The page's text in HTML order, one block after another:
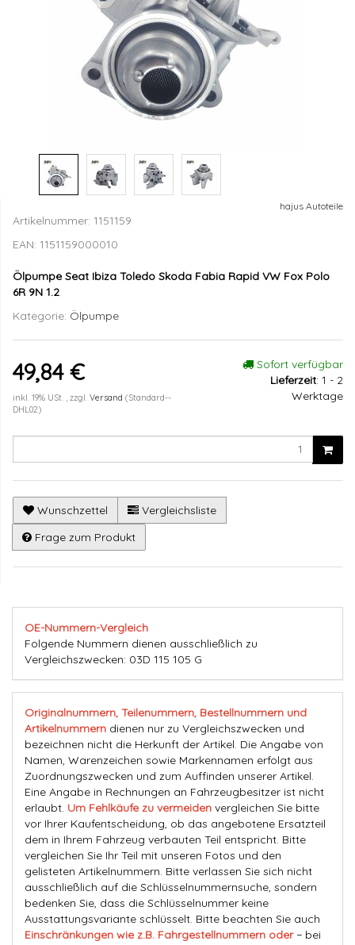
hajus Autoteile
Artikelnummer: 1151159
EAN: 1151159000010
Ölpumpe Seat Ibiza Toledo Skoda Fabia Rapid VW Fox Polo
6R 9N 1.2
Kategorie: Ölpumpe
49,84 €
inkl. 19% USt. , zzgl. Versand (Standard--
DHL02)
Sofort verfügbar
Lieferzeit: 1 - 2
Werktage
Wunschzettel
Vergleichsliste
Frage zum Produkt
OE-Nummern-Vergleich
Folgende Nummern dienen ausschließlich zu
Vergleichszwecken: 03D 115 105 G
Originalnummern, Teilenummern, Bestellnummern und
Artikelnummern dienen nur zu Vergleichszwecken und
bezeichnen nicht die Herkunft der Artikel. Die Angabe von
Namen, Warenzeichen sowie Markennamen erfolgt aus
Zuordnungszwecken und zum Auffinden unserer Artikel.
Eine Angabe in Rechnungen an Fahrzeugbesitzer ist nicht
erlaubt. Um Fehlkäufe zu vermeiden vergleichen Sie bitte
vor Ihrer Kaufentscheidung, ob das angebotene Ersatzteil
dem in Ihrem Fahrzeug verbauten Teil entspricht. Bitte
vergleichen Sie Ihr Teil mit unseren Fotos und den
gelisteten Artikelnummern. Bitte verlassen Sie sich nicht
ausschließlich auf die Schlüsselnummernsuche, sondern
bedenken Sie, dass die Schlüsselnummer keine
Ausstattungsvariante schlüsselt. Bitte beachten Sie auch
Einschränkungen wie z.B. Fahrgestellnummern oder− bei